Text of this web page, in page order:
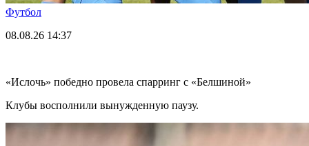
Футбол
08.08.26 14:37
«Ислочь» победно провела спарринг с «Белшиной»
Клубы восполнили вынужденную паузу.